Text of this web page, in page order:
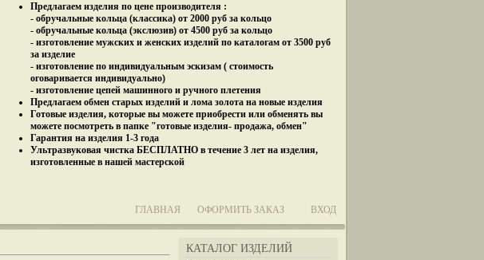
Предлагаем изделия по цене производителя :
- обручальные кольца (классика) от 2000 руб за кольцо
- обручальные кольца (экслюзив) от 4500 руб за кольцо
- изготовление мужских и женских изделий по каталогам от 3500 руб
за изделие
- изготовление по индивидуальным эскизам ( стоимость
оговаривается индивидуально)
- изготовление цепей машинного и ручного плетения
Предлагаем обмен старых изделий и лома золота на новые изделия
Готовые изделия, которые вы можете приобрести или обменять вы
можете посмотреть в папке "готовые изделия- продажа, обмен"
Гарантия на изделия 1-3 года
Ультразвуковая чистка БЕСПЛАТНО в течение 3 лет на изделия,
изготовленные в нашей мастерской
ГЛАВНАЯ ОФОРМИТЬ ЗАКАЗ ВХОД
КАТАЛОГ ИЗДЕЛИЙ